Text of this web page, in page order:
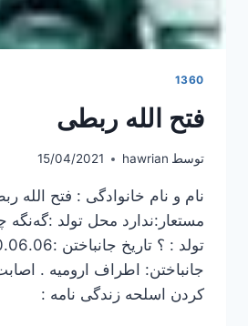
1360
فتح الله ربطی
توسط hawrian
15/04/2021
نام و نام خانوادگی : فتح الله
مستعار:ندارد محل تولد :گه‌نگه‌
جانباختن: اطراف ارومیه .
کردن اسلحه زندگی نامه :